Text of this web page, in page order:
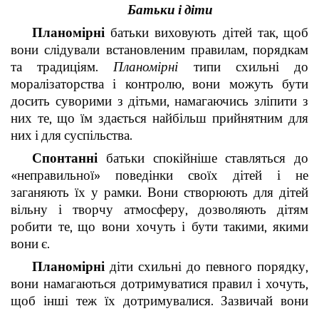
Батьки і діти
Планомірні батьки виховують дітей так, щоб
вони слідували встановленим правилам, порядкам
та традиціям.Планомірні типи схильні до
моралізаторства і контролю, вони можуть бути
досить суворими з дітьми, намагаючись зліпити з
них те, що їм здається найбільш прийнятним для
них і для суспільства.
Спонтанні батьки спокійніше ставляться до
«неправильної» поведінки своїх дітей і не
заганяють їх у рамки. Вони створюють для дітей
вільну і творчу атмосферу, дозволяють дітям
робити те, що вони хочуть і бути такими, якими
вони є.
Планомірні діти схильні до певного порядку,
вони намагаються дотримуватися правил і хочуть,
щоб інші теж їх дотримувалися. Зазвичай вони